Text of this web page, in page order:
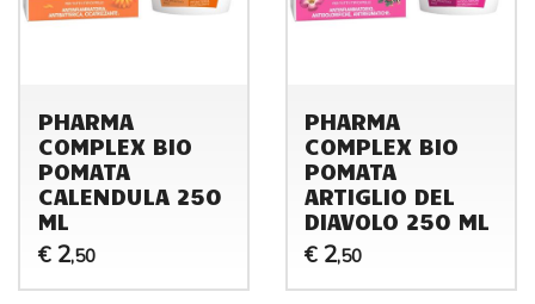
PHARMA
COMPLEX BIO
POMATA
CALENDULA 250
ML
€ 2,50
PHARMA
COMPLEX BIO
POMATA
ARTIGLIO DEL
DIAVOLO 250 ML
€ 2,50